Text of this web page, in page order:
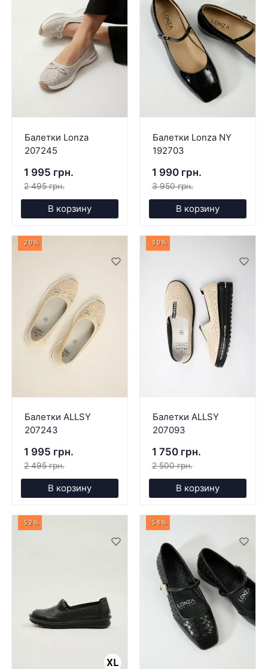
Балетки Lonza
207245
1 995 грн.
2 495 грн.
В корзину
Балетки Lonza NY
192703
1 990 грн.
3 950 грн.
В корзину
-20%
Балетки ALLSY
207243
1 995 грн.
2 495 грн.
В корзину
-30%
Балетки ALLSY
207093
1 750 грн.
2 500 грн.
В корзину
-52% -54%